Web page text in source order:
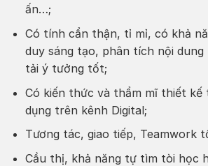
ấn…;
Có tính cẩn thận, tỉ mỉ, có khả
duy sáng tạo, phân tích nội
tải ý tưởng tốt;
Có kiến thức và thẩm mĩ thiết kế
dụng trên kênh Digital;
Tương tác, giao tiếp, Teamwork
Cầu thị, khả năng tự tìm tòi học